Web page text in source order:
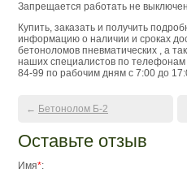
Запрещается работать не
Купить, заказать и получить
информацию о наличии и сроках
бетоноломов пневматических , а
наших специалистов по
84-99 по рабочим дням с 7:00 до
← Бетонолом Б-2
Оставьте отзыв
Имя*: